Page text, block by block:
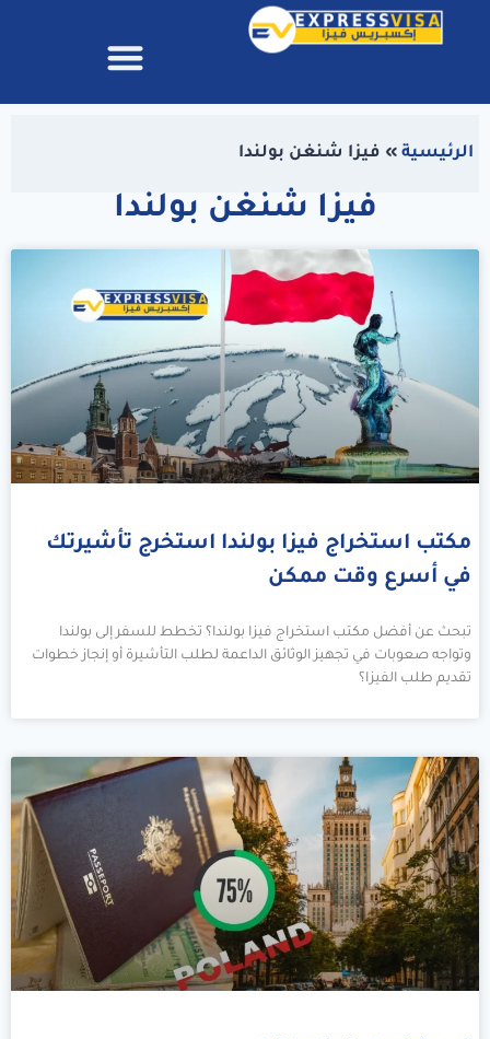
الرئيسية » فيزا شنغن بولندا
فيزا شنغن بولندا
مكتب استخراج فيزا بولندا استخرج تأشيرتك
في أسرع وقت ممكن
تبحث عن أفضل مكتب استخراج فيزا بولندا؟ تخطط للسفر إلى بولندا
وتواجه صعوبات في تجهيز الوثائق الداعمة لطلب التأشيرة أو إنجاز خطوات
تقديم طلب الفيزا؟